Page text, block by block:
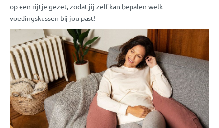
op een rijtje gezet, zodat jij zelf kan bepalen welk
voedingskussen bij jou past!